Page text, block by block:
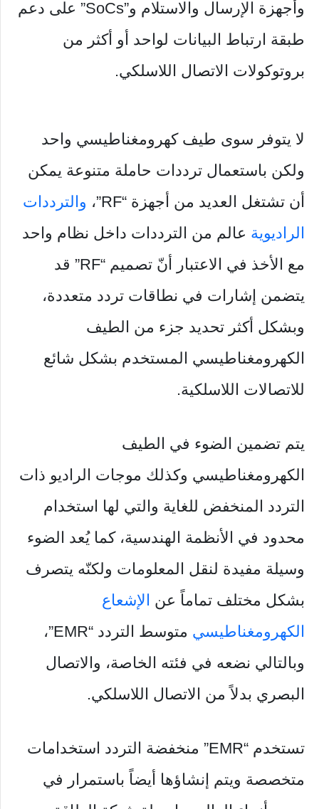
وأجهزة الإرسال والاستلام و”SoCs” على دعم
طبقة ارتباط البيانات لواحد أو أكثر من
بروتوكولات الاتصال اللاسلكي.
لا يتوفر سوى طيف كهرومغناطيسي واحد
ولكن باستعمال ترددات حاملة متنوعة يمكن
أن تشتغل العديد من أجهزة “RF”،
والترددات
الراديوية عالم من الترددات داخل نظام واحد
مع الأخذ في الاعتبار أنّ تصميم “RF” قد
يتضمن إشارات في نطاقات تردد متعددة،
وبشكل أكثر تحديد جزء من الطيف
الكهرومغناطيسي المستخدم بشكل شائع
للاتصالات اللاسلكية.
يتم تضمين الضوء في الطيف
الكهرومغناطيسي وكذلك موجات الراديو ذات
التردد المنخفض للغاية والتي لها استخدام
محدود في الأنظمة الهندسية، كما يُعد الضوء
وسيلة مفيدة لنقل المعلومات ولكنّه يتصرف
بشكل مختلف تماماً عن الإشعاع
الكهرومغناطيسي
متوسط ​​التردد “EMR”،
وبالتالي نضعه في فئته الخاصة، والاتصال
البصري بدلاً من الاتصال اللاسلكي.
تستخدم “EMR” منخفضة التردد استخدامات
متخصصة ويتم إنشاؤها أيضاً باستمرار في